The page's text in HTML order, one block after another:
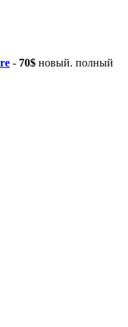
- 70$ новый. полный